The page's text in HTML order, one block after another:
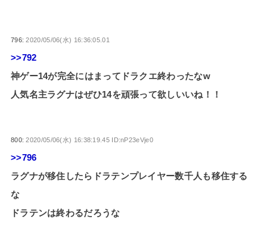
796:2020/05/06(水) 16:36:05.01
>>792
神ゲー14が完全にはまってドラクエ終わったなw
人気名主ラグナはぜひ14を頑張って欲しいいね！！
800:2020/05/06(水) 16:38:19.45 ID:nP23eVje0
>>796
ラグナが移住したらドラテンプレイヤー数千人も移住する
な
ドラテンは終わるだろうな